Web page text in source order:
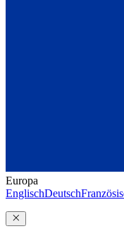
Europa
EnglischDeutsch